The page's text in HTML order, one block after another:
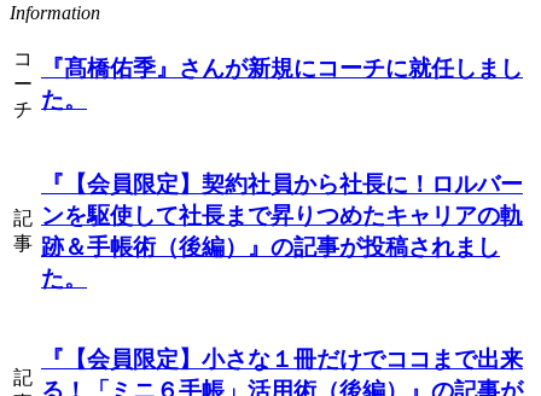
Information
コ
ー
チ
『髙橋佑季』 さんが新規にコーチに就任しまし
た。
記
事
『【会員限定】契約社員から社長に！ロルバー
ンを駆使して社長まで昇りつめたキャリアの軌
跡＆手帳術（後編）』 の記事が投稿されまし
た。
記
『【会員限定】小さな１冊だけでココまで出来